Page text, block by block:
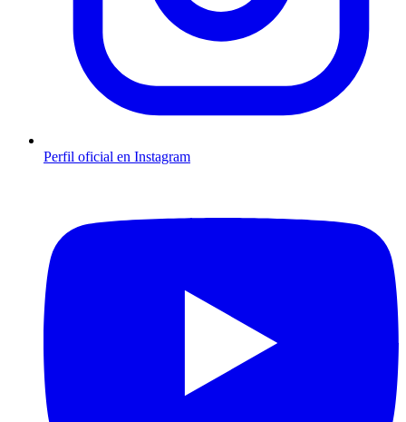
Perfil oficial en Instagram